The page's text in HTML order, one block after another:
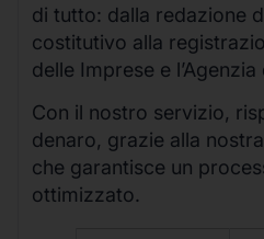
di tutto: dalla redazione
costitutivo alla
delle Imprese e
Con il nostro servizio,
denaro, grazie alla
che garantisce un
ottimizzato.